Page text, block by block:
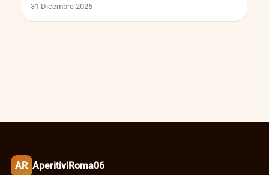
31 Dicembre 2026
AR AperitiviRoma06